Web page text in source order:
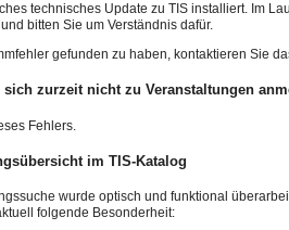
technisches Update zu TIS installiert. Im
bitten Sie um Verständnis dafür.
gefunden zu haben, kontaktieren Sie
sich zurzeit nicht zu Veranstaltungen
Fehlers.
im TIS-Katalog
wurde optisch und funktional
folgende Besonderheit: